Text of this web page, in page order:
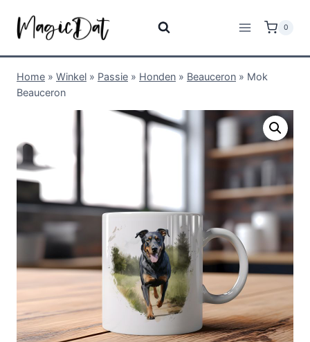
0
Home » Winkel » Passie » Honden » Beauceron » Mok
Beauceron